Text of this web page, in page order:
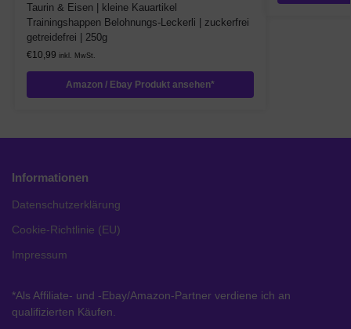
Taurin & Eisen | kleine Kauartikel
Trainingshappen Belohnungs-Leckerli | zuckerfrei
getreidefrei | 250g
€10,99 inkl. MwSt.
Amazon / Ebay Produkt ansehen*
Informationen
Datenschutzerklärung
Cookie-Richtlinie (EU)
Impressum
*Als Affiliate- und -Ebay/Amazon-Partner verdiene ich an
qualifizierten Käufen.